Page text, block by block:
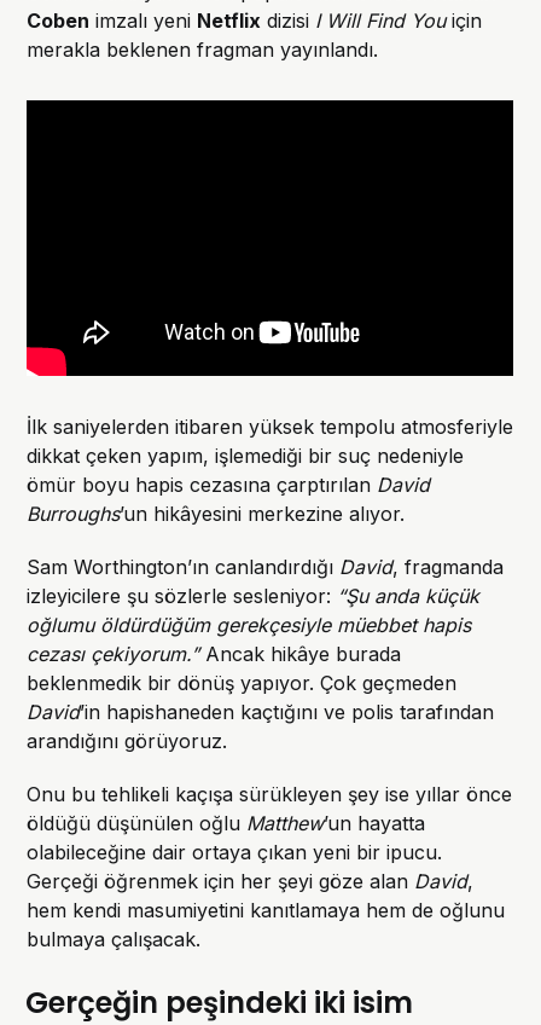
Coben imzalı yeni Netflix dizisi I Will Find Youiçin
merakla beklenen fragman yayınlandı.
İlk saniyelerden itibaren yüksek tempolu atmosferiyle
dikkat çeken yapım, işlemediği bir suç nedeniyle
ömür boyu hapis cezasına çarptırılan David
Burroughs’un hikâyesini merkezine alıyor.
Sam Worthington’ın canlandırdığı David, fragmanda
izleyicilere şu sözlerle sesleniyor: “Şu anda küçük
oğlumu öldürdüğüm gerekçesiyle müebbet hapis
cezası çekiyorum.”Ancak hikâye burada
beklenmedik bir dönüş yapıyor. Çok geçmeden
David’in hapishaneden kaçtığını ve polis tarafından
arandığını görüyoruz.
Onu bu tehlikeli kaçışa sürükleyen şey ise yıllar önce
öldüğü düşünülen oğlu Matthew’un hayatta
olabileceğine dair ortaya çıkan yeni bir ipucu.
Gerçeği öğrenmek için her şeyi göze alan David,
hem kendi masumiyetini kanıtlamaya hem de oğlunu
bulmaya çalışacak.
Gerçeğin peşindeki iki isim